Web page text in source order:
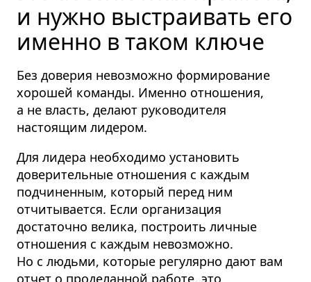
и нужно выстраивать его
именно в таком ключе
Без доверия невозможно формирование
хорошей команды. Именно отношения,
а не власть, делают руководителя
настоящим лидером.
Для лидера необходимо установить
доверительные отношения с каждым
подчиненным, который перед ним
отчитывается. Если организация
достаточно велика, построить личные
отношения с каждым невозможно.
Но с людьми, которые регулярно дают вам